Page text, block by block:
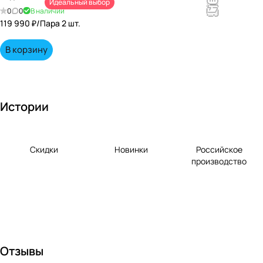
непревзойд
0 0 В наличии
Идеальный выбор
119 990 ₽/Пара 2 шт.
В корзину
Истории
Скидки Новинки
Российское
производство
Отзывы